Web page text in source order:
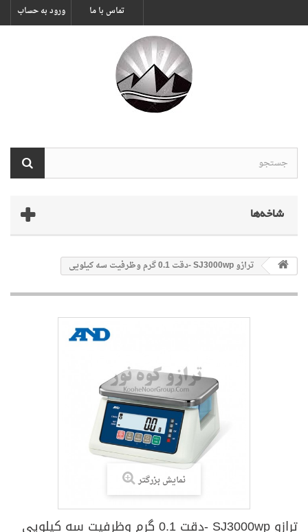
ورود به حساب تماس با ما
شاخه‌ها
ترازو SJ3000wp -دقت 0.1 گرم وظرفیت سه کیلویی
نمایش بزرگتر